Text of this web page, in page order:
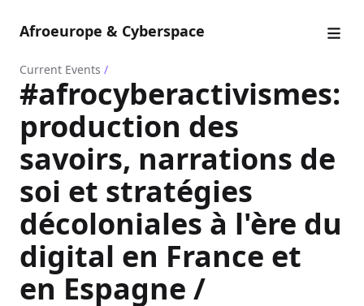
Afroeurope & Cyberspace
Current Events /
#afrocyberactivismes:
production des
savoirs, narrations de
soi et stratégies
décoloniales à l'ère du
digital en France et
en Espagne /